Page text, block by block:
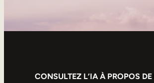
CONSULTEZ L’IA À PROPOS